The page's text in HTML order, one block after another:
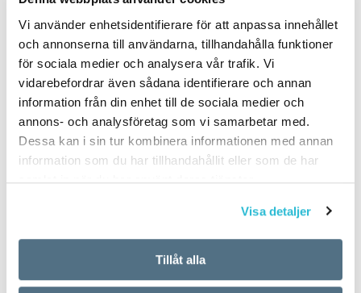
Vi använder enhetsidentifierare för att anpassa innehållet
och annonserna till användarna, tillhandahålla funktioner
för sociala medier och analysera vår trafik. Vi
vidarebefordrar även sådana identifierare och annan
information från din enhet till de sociala medier och
annons- och analysföretag som vi samarbetar med.
Dessa kan i sin tur kombinera informationen med annan
information som du har tillhandahållit eller som de har
samlat in när du har använt deras tjänster.
Visa detaljer
Tillåt alla